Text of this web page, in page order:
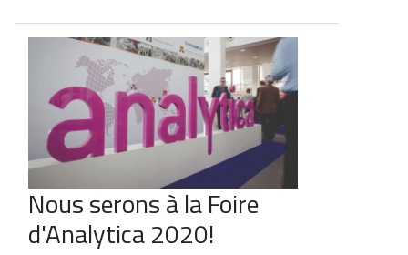
Nous serons à la Foire
d'Analytica 2020!